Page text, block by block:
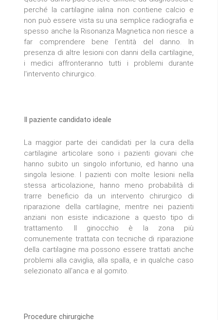
perché la cartilagine ialina non contiene calcio e
non può essere vista su una semplice radiografia e
spesso anche la Risonanza Magnetica non riesce a
far comprendere bene l'entità del danno. In
presenza di altre lesioni con danni della cartilagine,
i medici affronteranno tutti i problemi durante
l'intervento chirurgico.
Il paziente candidato ideale
La maggior parte dei candidati per la cura della
cartilagine articolare sono i pazienti giovani che
hanno subito un singolo infortunio, ed hanno una
singola lesione. I pazienti con molte lesioni nella
stessa articolazione, hanno meno probabilità di
trarre beneficio da un intervento chirurgico di
riparazione della cartilagine, mentre nei pazienti
anziani non esiste indicazione a questo tipo di
trattamento. Il ginocchio è la zona più
comunemente trattata con tecniche di riparazione
della cartilagine ma possono essere trattati anche
problemi alla caviglia, alla spalla, e in qualche caso
selezionato all'anca e al gomito.
Procedure chirurgiche